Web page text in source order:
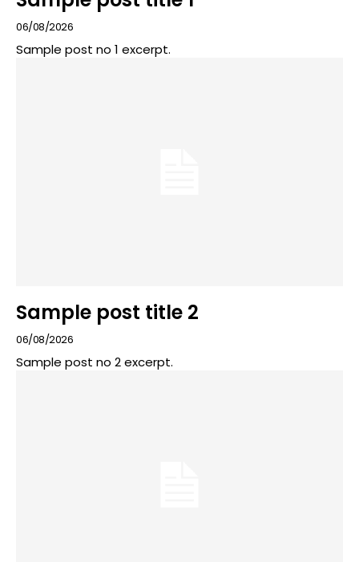
06/08/2026
Sample post no 1 excerpt.
Sample post title 2
06/08/2026
Sample post no 2 excerpt.